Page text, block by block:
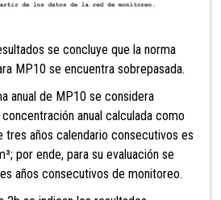
se concluye que la norma
MP10 se encuentra sobrepasada.
anual de MP10 se considera
anual calculada como
años calendario consecutivos es
por ende, para su evaluación se
años consecutivos de monitoreo.